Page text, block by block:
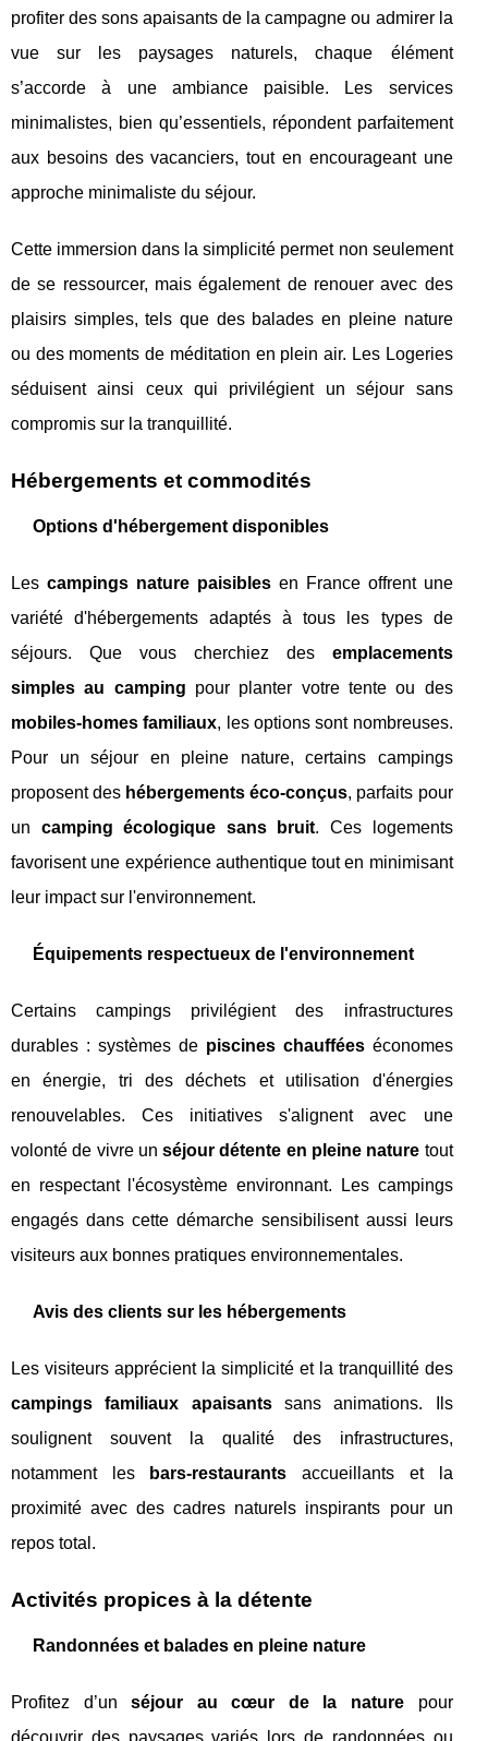
profiter des sons apaisants de la campagne ou admirer la
vue sur les paysages naturels, chaque élément
s’accorde à une ambiance paisible. Les services
minimalistes, bien qu’essentiels, répondent parfaitement
aux besoins des vacanciers, tout en encourageant une
approche minimaliste du séjour.
Cette immersion dans la simplicité permet non seulement
de se ressourcer, mais également de renouer avec des
plaisirs simples, tels que des balades en pleine nature
ou des moments de méditation en plein air. Les Logeries
séduisent ainsi ceux qui privilégient un séjour sans
compromis sur la tranquillité.
Hébergements et commodités
Options d'hébergement disponibles
Les campings nature paisiblesen France offrent une
variété d'hébergements adaptés à tous les types de
séjours. Que vous cherchiez des emplacements
simples au camping pour planter votre tente ou des
mobiles-homes familiaux, les options sont nombreuses.
Pour un séjour en pleine nature, certains campings
proposent des hébergements éco-conçus, parfaits pour
un camping écologique sans bruit. Ces logements
favorisent une expérience authentique tout en minimisant
leur impact sur l'environnement.
Équipements respectueux de l'environnement
Certains campings privilégient des infrastructures
durables : systèmes de piscines chaufféeséconomes
en énergie, tri des déchets et utilisation d'énergies
renouvelables. Ces initiatives s'alignent avec une
volonté de vivre unséjour détente en pleine nature tout
en respectant l'écosystème environnant. Les campings
engagés dans cette démarche sensibilisent aussi leurs
visiteurs aux bonnes pratiques environnementales.
Avis des clients sur les hébergements
Les visiteurs apprécient la simplicité et la tranquillité des
campings familiaux apaisantssans animations. Ils
soulignent souvent la qualité des infrastructures,
notamment les
bars-restaurants accueillants et la
proximité avec des cadres naturels inspirants pour un
repos total.
Activités propices à la détente
Randonnées et balades en pleine nature
Profitez d’unséjour au cœur de la nature pour
découvrir des paysages variés lors de randonnées ou